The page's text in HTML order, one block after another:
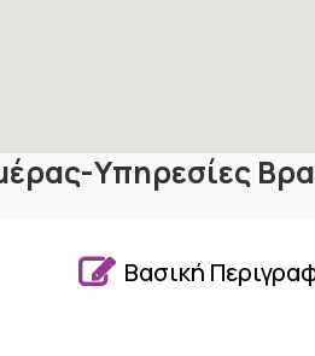
Υπηρεσίες
 Βασική